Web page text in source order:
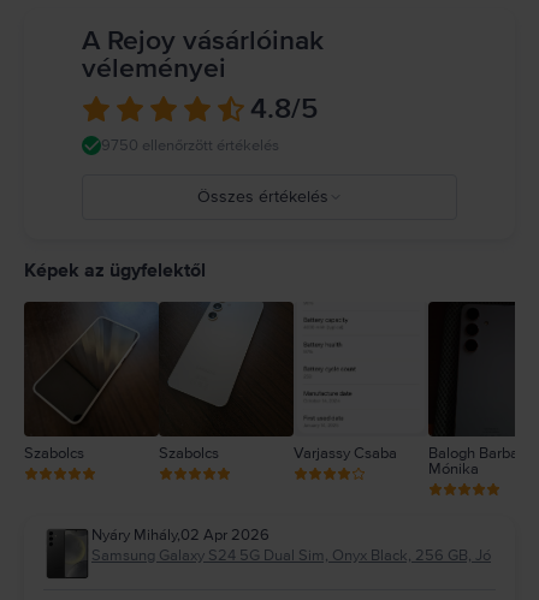
A Rejoy vásárlóinak
véleményei
4.8/5
9750 ellenőrzött értékelés
Összes értékelés
2
Képek az ügyfelektől
Szabolcs Szabolcs Varjassy Csaba
Balogh Barbara
Mónika
Nyáry Mihály,02 Apr 2026
Samsung Galaxy S24 5G Dual Sim, Onyx Black, 256 GB, Jó